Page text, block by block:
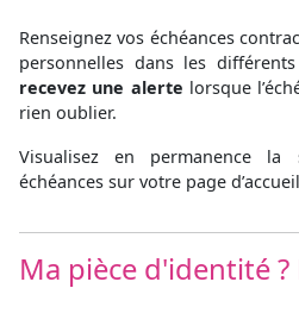
Renseignez vos échéances
personnelles dans les
recevez une alerte lorsque
rien oublier.
Visualisez en permanence
échéances sur votre page
Ma pièce d'identité